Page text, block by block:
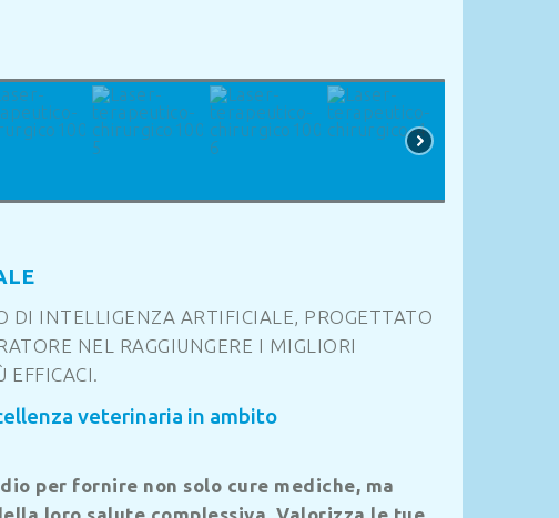
DI INTELLIGENZA ARTIFICIALE, PROGETTATO
NEL RAGGIUNGERE I MIGLIORI
EFFICACI.
veterinaria in ambito
per fornire non solo cure mediche, ma